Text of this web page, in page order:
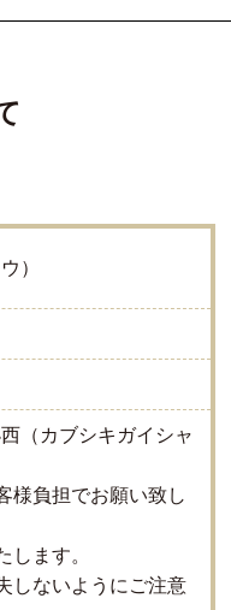
）
（カブシキガイシャ
様負担でお願い致し
ます。
しないようにご注意